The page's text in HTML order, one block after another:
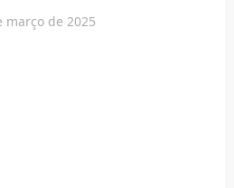
março de 2025